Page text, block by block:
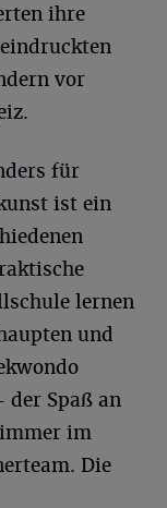
ihre
vor
für
ist ein
lernen
und
Spaß an
im
Die